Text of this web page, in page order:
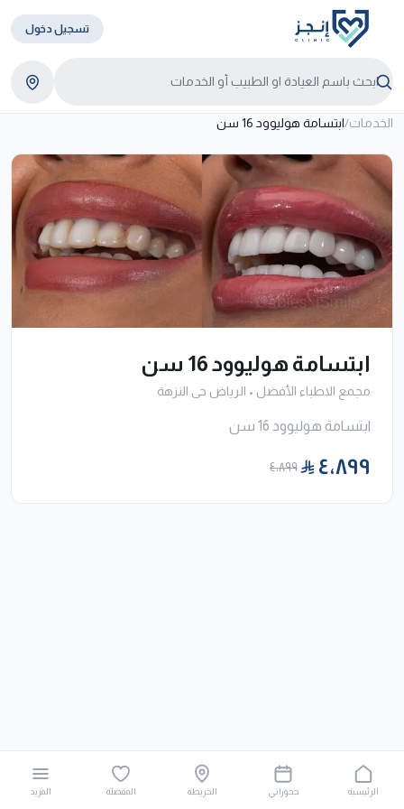
تسجيل دخول
الخدمات/ابتسامة هوليوود 16 سن
ابتسامة هوليوود 16 سن
مجمع الاطباء الأفضل • الرياض حى النزهة
ابتسامة هوليوود 16 سن
٤٬٨٩٩ ٤٬٨٩٩
الرئيسية حجوزاتي الخريطة المفضلة المزيد